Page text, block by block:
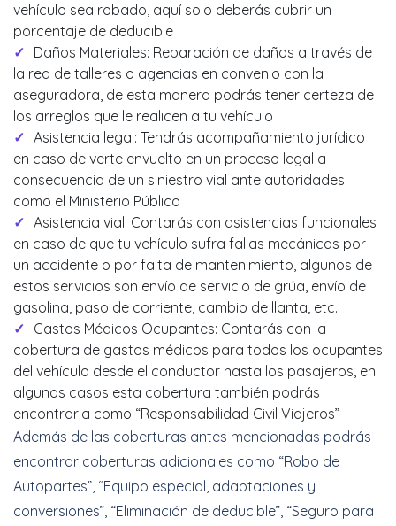
vehículo sea robado, aquí solo deberás cubrir un
porcentaje de deducible
Daños Materiales: Reparación de daños a través de
la red de talleres o agencias en convenio con la
aseguradora, de esta manera podrás tener certeza de
los arreglos que le realicen a tu vehículo
Asistencia legal: Tendrás acompañamiento jurídico
en caso de verte envuelto en un proceso legal a
consecuencia de un siniestro vial ante autoridades
como el Ministerio Público
Asistencia vial: Contarás con asistencias funcionales
en caso de que tu vehículo sufra fallas mecánicas por
un accidente o por falta de mantenimiento, algunos de
estos servicios son envío de servicio de grúa, envío de
gasolina, paso de corriente, cambio de llanta, etc.
Gastos Médicos Ocupantes: Contarás con la
cobertura de gastos médicos para todos los ocupantes
del vehículo desde el conductor hasta los pasajeros, en
algunos casos esta cobertura también podrás
encontrarla como “Responsabilidad Civil Viajeros”
Además de las coberturas antes mencionadas podrás
encontrar coberturas adicionales como “Robo de
Autopartes”, “Equipo especial, adaptaciones y
conversiones”, “Eliminación de deducible”, “Seguro para